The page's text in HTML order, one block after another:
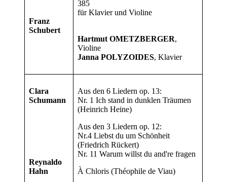
Franz
Schubert
385
für Klavier und Violine
Hartmut OMETZBERGER,
Violine
Janna POLYZOIDES, Klavier
Clara
Schumann
Reynaldo
Hahn
Aus den 6 Liedern op. 13:
Nr. 1 Ich stand in dunklen Träumen
(Heinrich Heine)
Aus den 3 Liedern op. 12:
Nr.4 Liebst du um Schönheit
(Friedrich Rückert)
Nr. 11 Warum willst du and're fragen
À Chloris (Théophile de Viau)